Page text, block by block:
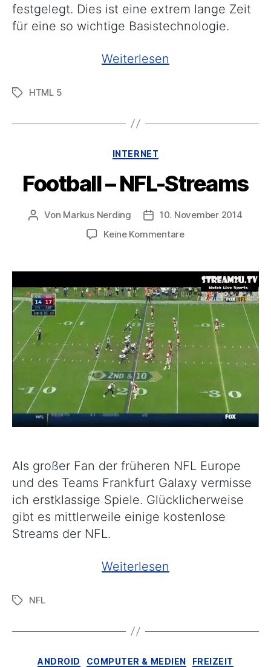
festgelegt. Dies ist eine extrem lange Zeit
für eine so wichtige Basistechnologie.
Weiterlesen
Schlagwörter
HTML 5
Kategorien
INTERNET
Football – NFL-Streams
Beitragsautor
Von Markus Nerding Veröffentlichungsdatum
10. November 2014
Keine Kommentarezu
NFL-
Streams
Als großer Fan der früheren NFL Europe
und des Teams Frankfurt Galaxy vermisse
ich erstklassige Spiele. Glücklicherweise
gibt es mittlerweile einige kostenlose
Streams der NFL.
Weiterlesen
Schlagwörter
NFL
Kategorien
ANDROID COMPUTER & MEDIEN
FREIZEIT